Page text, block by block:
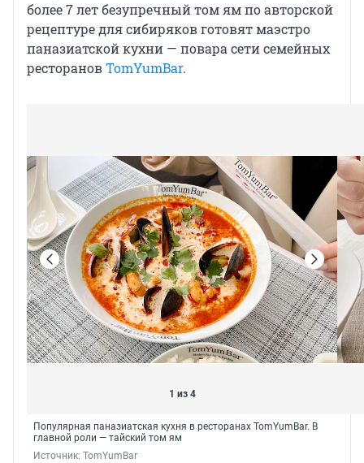
более 7 лет безупречный том ям по авторской
рецептуре для сибиряков готовят маэстро
паназиатской кухни — повара сети семейных
ресторановTomYumBar.
1 из 4
Популярная паназиатская кухня в ресторанах TomYumBar. В
главной роли — тайский том ям
Источник: TomYumBar